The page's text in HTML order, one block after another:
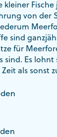
kleiner
von
sind
für
sind. Es
als sonst